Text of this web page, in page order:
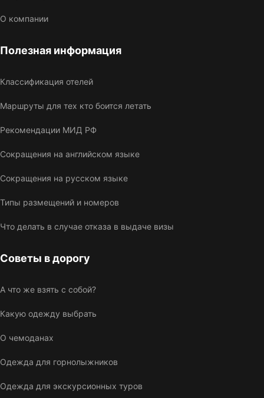
О компании
Полезная информация
Классификация отелей
Маршруты для тех кто боится летать
Рекомендации МИД РФ
Сокращения на английском языке
Сокращения на русском языке
Типы размещений и номеров
Что делать в случае отказа в выдаче визы
Советы в дорогу
А что же взять с собой?
Какую одежду выбрать
О чемоданах
Одежда для горнолыжников
Одежда для экскурсионных туров